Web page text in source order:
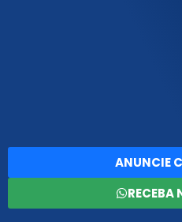
ANUNCIE
RECEBA